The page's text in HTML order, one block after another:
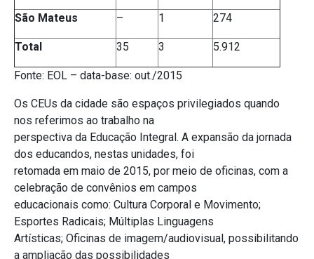
São Mateus – 1 274
Total 35 3 5.912
Fonte: EOL – data-base: out./2015
Os CEUs da cidade são espaços privilegiados quando
nos referimos ao trabalho na
perspectiva da Educação Integral. A expansão da jornada
dos educandos, nestas unidades, foi
retomada em maio de 2015, por meio de oficinas, com a
celebração de convênios em campos
educacionais como: Cultura Corporal e Movimento;
Esportes Radicais; Múltiplas Linguagens
Artísticas; Oficinas de imagem/audiovisual, possibilitando
a ampliação das possibilidades